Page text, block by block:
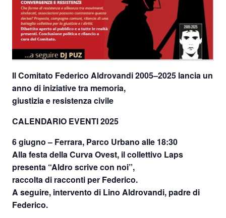
Il Comitato Federico Aldrovandi 2005–2025 lancia un
anno di iniziative tra memoria,
giustizia e resistenza civile
CALENDARIO EVENTI 2025
6 giugno – Ferrara, Parco Urbano alle 18:30
Alla festa della Curva Ovest, il collettivo Laps
presenta “Aldro scrive con noi”,
raccolta di racconti per Federico.
A seguire, intervento di Lino Aldrovandi, padre di
Federico.